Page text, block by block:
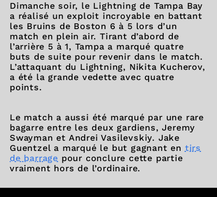
Dimanche soir, le Lightning de Tampa Bay
a réalisé un exploit incroyable en battant
les Bruins de Boston 6 à 5 lors d’un
match en plein air. Tirant d’abord de
l’arrière 5 à 1, Tampa a marqué quatre
buts de suite pour revenir dans le match.
L’attaquant du Lightning, Nikita Kucherov,
a été la grande vedette avec quatre
points.
Le match a aussi été marqué par une rare
bagarre entre les deux gardiens, Jeremy
Swayman et Andrei Vasilevskiy. Jake
Guentzel a marqué le but gagnant en tirs
de barrage pour conclure cette partie
vraiment hors de l’ordinaire.